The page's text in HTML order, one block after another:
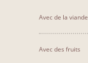
Avec de la viande
Avec des fruits